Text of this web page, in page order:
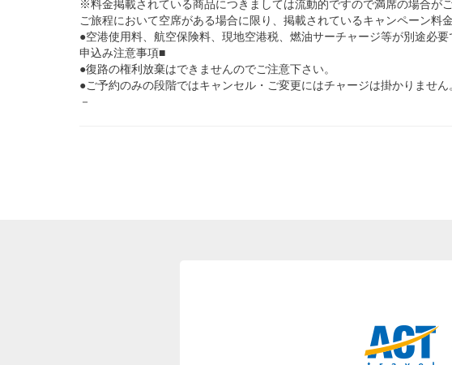
※料金掲載されている商品につきましては流動的ですので満席の場合がご
ご旅程において空席がある場合に限り、掲載されているキャンペーン料
●空港使用料、航空保険料、現地空港税、燃油サーチャージ等が別途必要
申込み注意事項■
●復路の権利放棄はできませんのでご注意下さい。
●ご予約のみの段階ではキャンセル・ご変更にはチャージは掛かりません
－